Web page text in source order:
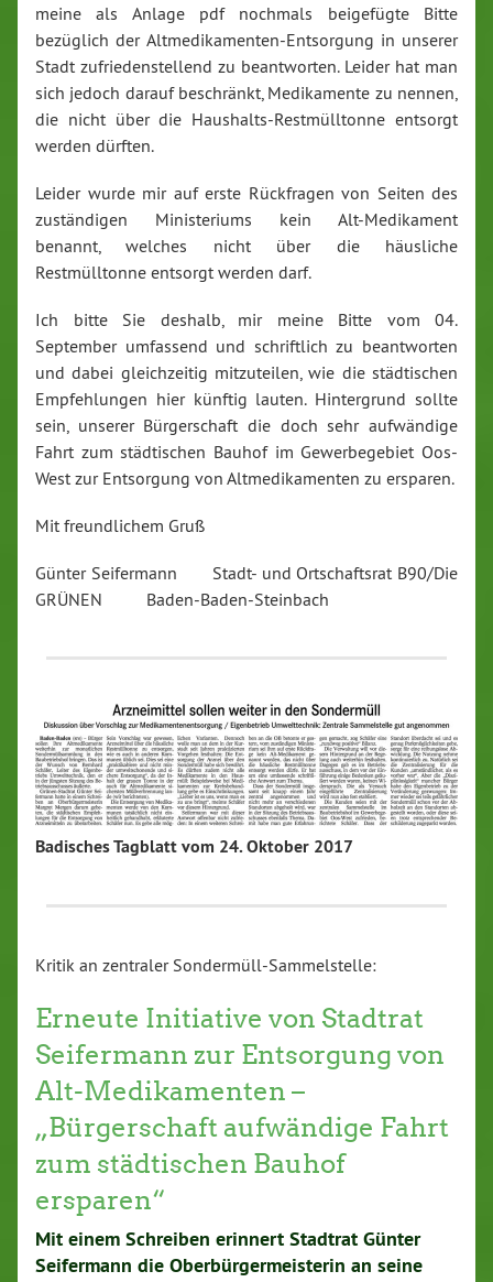
meine als Anlage pdf nochmals beigefügte Bitte
bezüglich der Altmedikamenten-Entsorgung in unserer
Stadt zufriedenstellend zu beantworten. Leider hat man
sich jedoch darauf beschränkt, Medikamente zu nennen,
die nicht über die Haushalts-Restmülltonne entsorgt
werden dürften.
Leider wurde mir auf erste Rückfragen von Seiten des
zuständigen Ministeriums kein Alt-Medikament
benannt, welches nicht über die häusliche
Restmülltonne entsorgt werden darf.
Ich bitte Sie deshalb, mir meine Bitte vom 04.
September umfassend und schriftlich zu beantworten
und dabei gleichzeitig mitzuteilen, wie die städtischen
Empfehlungen hier künftig lauten. Hintergrund sollte
sein, unserer Bürgerschaft die doch sehr aufwändige
Fahrt zum städtischen Bauhof im Gewerbegebiet Oos-
West zur Entsorgung von Altmedikamenten zu ersparen.
Mit freundlichem Gruß
Günter Seifermann Stadt- und Ortschaftsrat B90/Die
GRÜNEN Baden-Baden-Steinbach
Badisches Tagblatt vom 24. Oktober 2017
Kritik an zentraler Sondermüll-Sammelstelle:
Erneute Initiative von Stadtrat
Seifermann zur Entsorgung von
Alt-Medikamenten –
„Bürgerschaft aufwändige Fahrt
zum städtischen Bauhof
ersparen“
Mit einem Schreiben erinnert Stadtrat Günter
Seifermann die Oberbürgermeisterin an seine